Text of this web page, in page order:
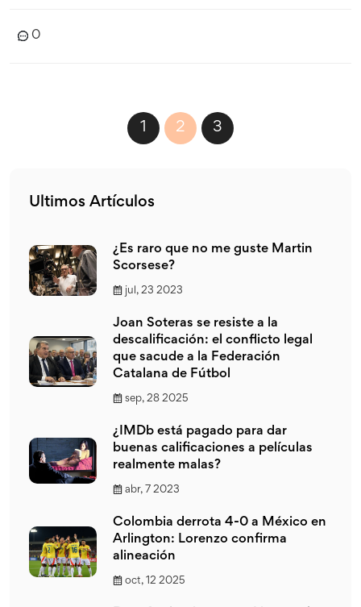
Aunque no disfruto su trabajo, respeto su talento y su
0
1 2 3
Ultimos Artículos
¿Es raro que no me guste Martin
Scorsese?
jul, 23 2023
Joan Soteras se resiste a la
descalificación: el conflicto legal
que sacude a la Federación
Catalana de Fútbol
sep, 28 2025
¿IMDb está pagado para dar
buenas calificaciones a películas
realmente malas?
abr, 7 2023
Colombia derrota 4-0 a México en
Arlington: Lorenzo confirma
alineación
oct, 12 2025